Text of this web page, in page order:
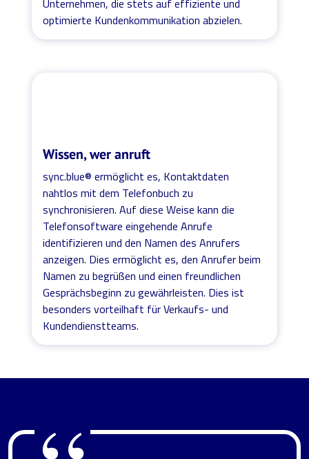
optimierte Kundenkommunikation abzielen.
Wissen, wer anruft
sync.blue® ermöglicht es, Kontaktdaten
nahtlos mit dem Telefonbuch zu
synchronisieren. Auf diese Weise kann die
Telefonsoftware eingehende Anrufe
identifizieren und den Namen des Anrufers
anzeigen. Dies ermöglicht es, den Anrufer beim
Namen zu begrüßen und einen freundlichen
Gesprächsbeginn zu gewährleisten. Dies ist
besonders vorteilhaft für Verkaufs- und
Kundendienstteams.